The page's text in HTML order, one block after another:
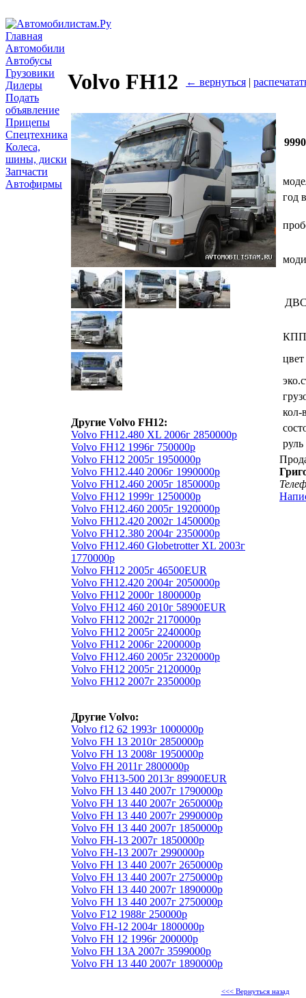
Главная
Автомобили
Автобусы
Грузовики
Дилеры
Подать
объявление
Прицепы
Спецтехника
Колеса,
шины, диски
Запчасти
Автофирмы
Volvo FH12 ← вернуться |
Другие Volvo FH12:
Volvo FH12.480 XL 2006г 2850000р
Volvo FH12 1996г 750000р
Volvo FH12 2005г 1950000р
Volvo FH12.440 2006г 1990000р
Volvo FH12.460 2005г 1850000р
Volvo FH12 1999г 1250000р
Volvo FH12.460 2005г 1920000р
Volvo FH12.420 2002г 1450000р
Volvo FH12.380 2004г 2350000р
Volvo FH12.460 Globetrotter XL 2003г
1770000р
Volvo FH12 2005г 46500EUR
Volvo FH12.420 2004г 2050000р
Volvo FH12 2000г 1800000р
Volvo FH12 460 2010г 58900EUR
Volvo FH12 2002г 2170000р
Volvo FH12 2005г 2240000р
Volvo FH12 2006г 2200000р
Volvo FH12.460 2005г 2320000р
Volvo FH12 2005г 2120000р
Volvo FH12 2007г 2350000р
Другие Volvo:
Volvo f12 62 1993г 1000000р
Volvo FH 13 2010г 2850000р
Volvo FH 13 2008г 1950000р
Volvo FH 2011г 2800000р
Volvo FH13-500 2013г 89900EUR
Volvo FH 13 440 2007г 1790000р
Volvo FH 13 440 2007г 2650000р
Volvo FH 13 440 2007г 2990000р
Volvo FH 13 440 2007г 1850000р
Volvo FH-13 2007г 1850000р
Volvo FH-13 2007г 2990000р
Volvo FH 13 440 2007г 2650000р
Volvo FH 13 440 2007г 2750000р
Volvo FH 13 440 2007г 1890000р
Volvo FH 13 440 2007г 2750000р
Volvo F12 1988г 250000р
Volvo FH-12 2004г 1800000р
Volvo FH 12 1996г 200000р
Volvo FH 13A 2007г 3599000р
Volvo FH 13 440 2007г 1890000р
год
КПП
цвет
кол-
руль
<<< Вернуться назад